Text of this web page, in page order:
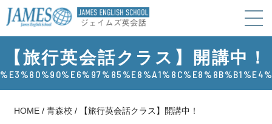
【旅行英会話クラス】開講中！
HOME /青森校 / 【旅行英会話クラス】開講中！